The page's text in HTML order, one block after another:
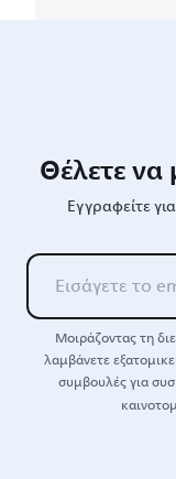
Θέλετε να
Εγγραφείτε
Μοιράζοντας τη
λαμβάνετε
συμβουλές για